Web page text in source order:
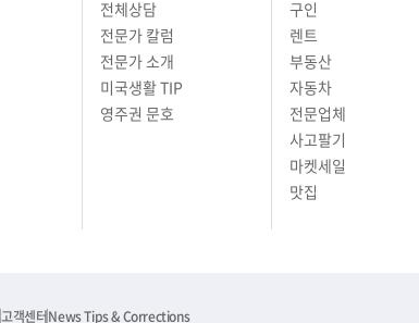
전체상담
전문가 칼럼
전문가 소개
미국생활 TIP
영주권 문호
구인
렌트
부동산
자동차
전문업체
사고팔기
마켓세일
맛집
고객센터News Tips & Corrections